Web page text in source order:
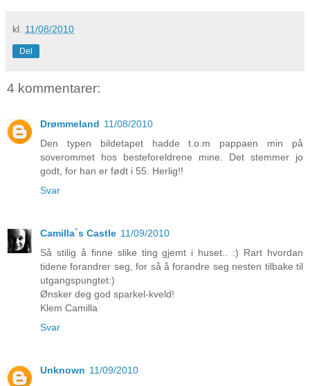
kl. 11/08/2010
Del
4 kommentarer:
Drømmeland 11/08/2010
Den typen bildetapet hadde t.o.m pappaen min på
soverommet hos besteforeldrene mine. Det stemmer jo
godt, for han er født i 55. Herlig!!
Svar
Camilla`s Castle 11/09/2010
Så stilig å finne slike ting gjemt i huset.. :) Rart hvordan
tidene forandrer seg, for så å forandre seg nesten tilbake til
utgangspungtet:)
Ønsker deg god sparkel-kveld!
Klem Camilla
Svar
Unknown 11/09/2010